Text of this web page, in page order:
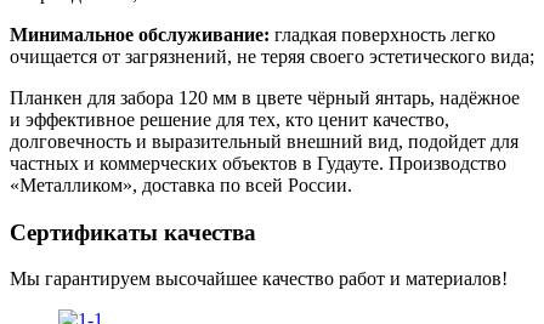
Минимальное обслуживание: гладкая поверхность легко
очищается от загрязнений, не теряя своего эстетического вида;
Планкен для забора 120 мм в цвете чёрный янтарь, надёжное
и эффективное решение для тех, кто ценит качество,
долговечность и выразительный внешний вид, подойдет для
частных и коммерческих объектов в Гудауте. Производство
«Металликом», доставка по всей России.
Сертификаты качества
Мы гарантируем высочайшее качество работ и материалов!